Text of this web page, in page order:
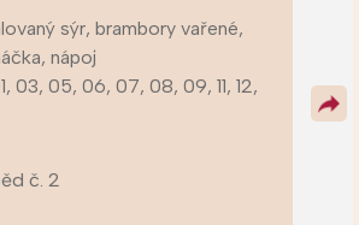
sýr, brambory vařené,
nápoj
03, 05, 06, 07, 08, 09, 11, 12,
č. 2